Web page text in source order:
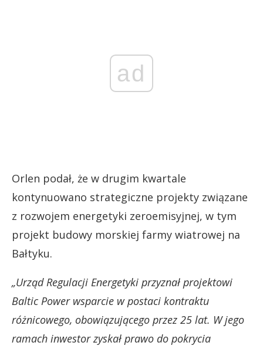
ad
Orlen podał, że w drugim kwartale
kontynuowano strategiczne projekty związane
z rozwojem energetyki zeroemisyjnej, w tym
projekt budowy morskiej farmy wiatrowej na
Bałtyku.
„Urząd Regulacji Energetyki przyznał projektowi
Baltic Power wsparcie w postaci kontraktu
różnicowego, obowiązującego przez 25 lat. W jego
ramach inwestor zyskał prawo do pokrycia